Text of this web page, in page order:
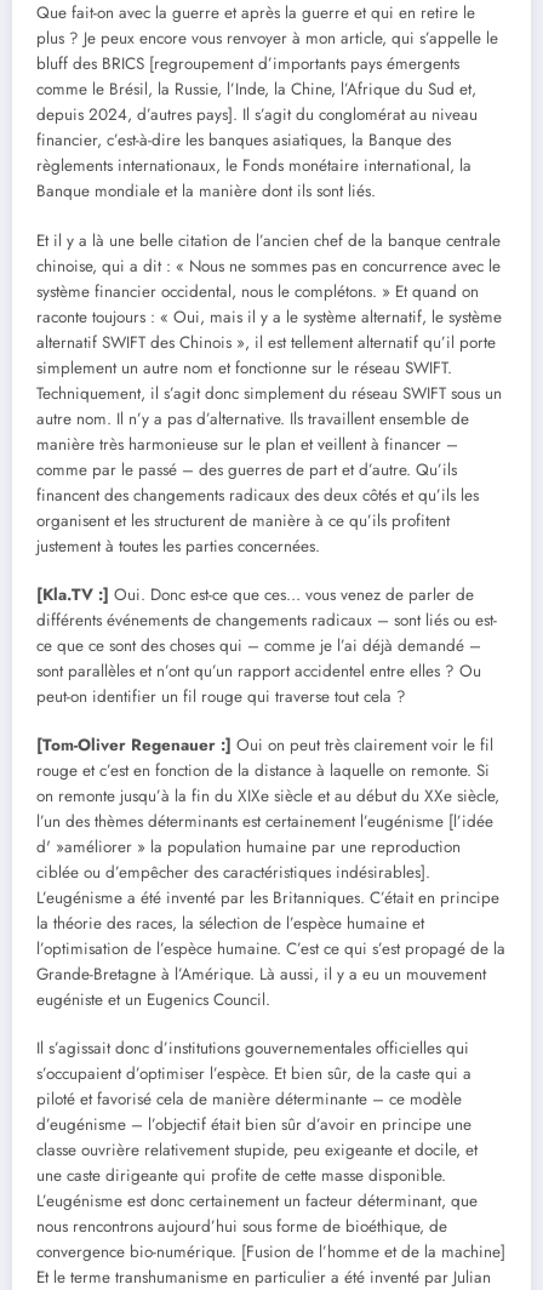
Que fait-on avec la guerre et après la guerre et qui en retire le
plus ? Je peux encore vous renvoyer à mon article, qui s’appelle le
bluff des BRICS [regroupement d’importants pays émergents
comme le Brésil, la Russie, l’Inde, la Chine, l’Afrique du Sud et,
depuis 2024, d’autres pays]. Il s’agit du conglomérat au niveau
financier, c’est-à-dire les banques asiatiques, la Banque des
règlements internationaux, le Fonds monétaire international, la
Banque mondiale et la manière dont ils sont liés.
Et il y a là une belle citation de l’ancien chef de la banque centrale
chinoise, qui a dit : « Nous ne sommes pas en concurrence avec le
système financier occidental, nous le complétons. » Et quand on
raconte toujours : « Oui, mais il y a le système alternatif, le système
alternatif SWIFT des Chinois », il est tellement alternatif qu’il porte
simplement un autre nom et fonctionne sur le réseau SWIFT.
Techniquement, il s’agit donc simplement du réseau SWIFT sous un
autre nom. Il n’y a pas d’alternative. Ils travaillent ensemble de
manière très harmonieuse sur le plan et veillent à financer –
comme par le passé – des guerres de part et d’autre. Qu’ils
financent des changements radicaux des deux côtés et qu’ils les
organisent et les structurent de manière à ce qu’ils profitent
justement à toutes les parties concernées.
[Kla.TV :] Oui. Donc est-ce que ces… vous venez de parler de
différents événements de changements radicaux – sont liés ou est-
ce que ce sont des choses qui – comme je l’ai déjà demandé –
sont parallèles et n’ont qu’un rapport accidentel entre elles ? Ou
peut-on identifier un fil rouge qui traverse tout cela ?
[Tom-Oliver Regenauer :] Oui on peut très clairement voir le fil
rouge et c’est en fonction de la distance à laquelle on remonte. Si
on remonte jusqu’à la fin du XIXe siècle et au début du XXe siècle,
l’un des thèmes déterminants est certainement l’eugénisme [l’idée
d' »améliorer » la population humaine par une reproduction
ciblée ou d’empêcher des caractéristiques indésirables].
L’eugénisme a été inventé par les Britanniques. C’était en principe
la théorie des races, la sélection de l’espèce humaine et
l’optimisation de l’espèce humaine. C’est ce qui s’est propagé de la
Grande-Bretagne à l’Amérique. Là aussi, il y a eu un mouvement
eugéniste et un Eugenics Council.
Il s’agissait donc d’institutions gouvernementales officielles qui
s’occupaient d’optimiser l’espèce. Et bien sûr, de la caste qui a
piloté et favorisé cela de manière déterminante – ce modèle
d’eugénisme – l’objectif était bien sûr d’avoir en principe une
classe ouvrière relativement stupide, peu exigeante et docile, et
une caste dirigeante qui profite de cette masse disponible.
L’eugénisme est donc certainement un facteur déterminant, que
nous rencontrons aujourd’hui sous forme de bioéthique, de
convergence bio-numérique. [Fusion de l’homme et de la machine]
Et le terme transhumanisme en particulier a été inventé par Julian